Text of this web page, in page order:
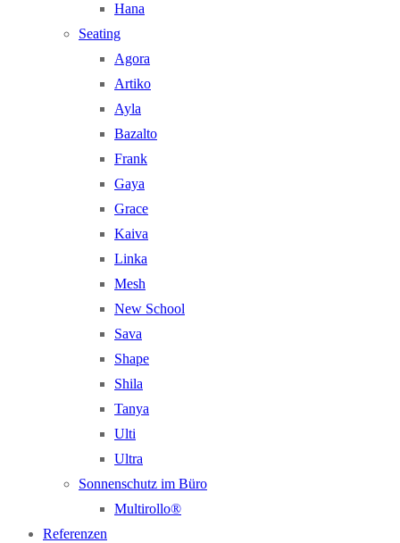
Hana
Seating
Agora
Artiko
Ayla
Bazalto
Frank
Gaya
Grace
Kaiva
Linka
Mesh
New School
Sava
Shape
Shila
Tanya
Ulti
Ultra
Sonnenschutz im Büro
Multirollo®
Referenzen